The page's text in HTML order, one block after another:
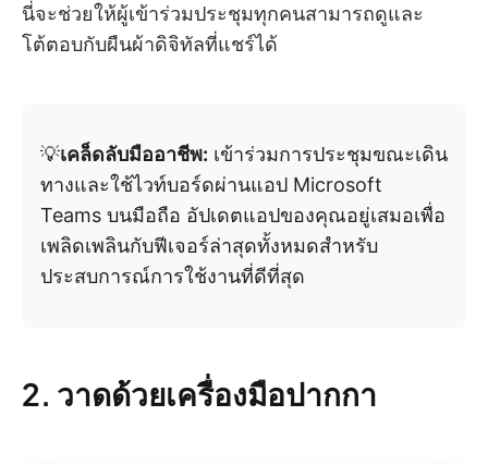
นี่จะช่วยให้ผู้เข้าร่วมประชุมทุกคนสามารถดูและ
โต้ตอบกับผืนผ้าดิจิทัลที่แชร์ได้
💡เคล็ดลับมืออาชีพ: เข้าร่วมการประชุมขณะเดิน
ทางและใช้ไวท์บอร์ดผ่านแอป Microsoft
Teams บนมือถือ อัปเดตแอปของคุณอยู่เสมอเพื่อ
เพลิดเพลินกับฟีเจอร์ล่าสุดทั้งหมดสำหรับ
ประสบการณ์การใช้งานที่ดีที่สุด
2. วาดด้วยเครื่องมือปากกา